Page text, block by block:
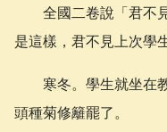
全國二卷說「君不
是這樣，君不見上次學
寒冬。學生就坐在
頭種菊修籬罷了。